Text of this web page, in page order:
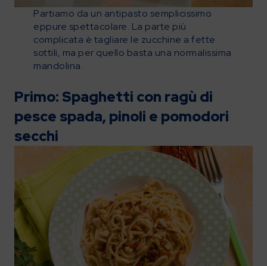
Partiamo da un antipasto semplicissimo
eppure spettacolare. La parte più
complicata è tagliare le zucchine a fette
sottili, ma per quello basta una normalissima
mandolina.
Primo: Spaghetti con ragù di
pesce spada, pinoli e pomodori
secchi